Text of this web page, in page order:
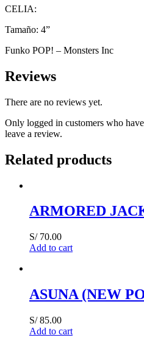
CELIA:
Tamaño: 4”
Funko POP! – Monsters Inc
Reviews
There are no reviews yet.
Only logged in customers who
leave a review.
Related products
ARMORED
S/70.00
Add to cart
ASUNA (NEW
S/85.00
Add to cart